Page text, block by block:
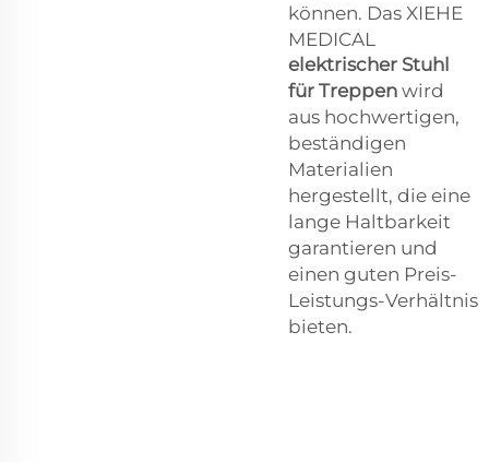
können. Das XIEHE
MEDICAL
elektrischer Stuhl
für Treppen wird
aus hochwertigen,
beständigen
Materialien
hergestellt, die eine
lange Haltbarkeit
garantieren und
einen guten Preis-
Leistungs-Verhältnis
bieten.